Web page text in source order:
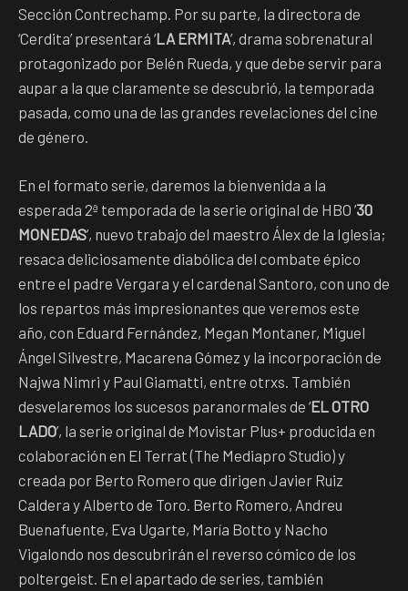
Sección Contrechamp. Por su parte, la directora de
‘Cerdita’ presentará ‘LA ERMITA’, drama sobrenatural
protagonizado por Belén Rueda, y que debe servir para
aupar a la que claramente se descubrió, la temporada
pasada, como una de las grandes revelaciones del cine
de género.
En el formato serie, daremos la bienvenida a la
esperada 2ª temporada de la serie original de HBO ’30
MONEDAS’, nuevo trabajo del maestro Álex de la Iglesia;
resaca deliciosamente diabólica del combate épico
entre el padre Vergara y el cardenal Santoro, con uno de
los repartos más impresionantes que veremos este
año, con Eduard Fernández, Megan Montaner, Miguel
Ángel Silvestre, Macarena Gómez y la incorporación de
Najwa Nimri y Paul Giamatti, entre otrxs. También
desvelaremos los sucesos paranormales de ‘EL OTRO
LADO’, la serie original de Movistar Plus+ producida en
colaboración en El Terrat (The Mediapro Studio) y
creada por Berto Romero que dirigen Javier Ruiz
Caldera y Alberto de Toro. Berto Romero, Andreu
Buenafuente, Eva Ugarte, María Botto y Nacho
Vigalondo nos descubrirán el reverso cómico de los
poltergeist. En el apartado de series, también